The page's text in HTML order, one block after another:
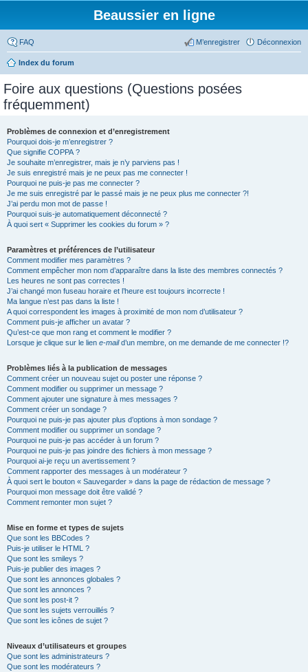
Beaussier en ligne
FAQ Déconnexion
M’enregistrer
Index du forum
Foire aux questions (Questions posées
fréquemment)
Problèmes de connexion et d’enregistrement
Pourquoi dois-je m’enregistrer ?
Que signifie COPPA ?
Je souhaite m’enregistrer, mais je n’y parviens pas !
Je suis enregistré mais je ne peux pas me connecter !
Pourquoi ne puis-je pas me connecter ?
Je me suis enregistré par le passé mais je ne peux plus me connecter ?!
J’ai perdu mon mot de passe !
Pourquoi suis-je automatiquement déconnecté ?
À quoi sert « Supprimer les cookies du forum » ?
Paramètres et préférences de l’utilisateur
Comment modifier mes paramètres ?
Comment empêcher mon nom d’apparaître dans la liste des membres connectés ?
Les heures ne sont pas correctes !
J’ai changé mon fuseau horaire et l’heure est toujours incorrecte !
Ma langue n’est pas dans la liste !
A quoi correspondent les images à proximité de mon nom d’utilisateur ?
Comment puis-je afficher un avatar ?
Qu’est-ce que mon rang et comment le modifier ?
Lorsque je clique sur le lien e-maild’un membre, on me demande de me connecter !?
Problèmes liés à la publication de messages
Comment créer un nouveau sujet ou poster une réponse ?
Comment modifier ou supprimer un message ?
Comment ajouter une signature à mes messages ?
Comment créer un sondage ?
Pourquoi ne puis-je pas ajouter plus d’options à mon sondage ?
Comment modifier ou supprimer un sondage ?
Pourquoi ne puis-je pas accéder à un forum ?
Pourquoi ne puis-je pas joindre des fichiers à mon message ?
Pourquoi ai-je reçu un avertissement ?
Comment rapporter des messages à un modérateur ?
À quoi sert le bouton « Sauvegarder » dans la page de rédaction de message ?
Pourquoi mon message doit être validé ?
Comment remonter mon sujet ?
Mise en forme et types de sujets
Que sont les BBCodes ?
Puis-je utiliser le HTML ?
Que sont les smileys ?
Puis-je publier des images ?
Que sont les annonces globales ?
Que sont les annonces ?
Que sont les post-it ?
Que sont les sujets verrouillés ?
Que sont les icônes de sujet ?
Niveaux d’utilisateurs et groupes
Que sont les administrateurs ?
Que sont les modérateurs ?